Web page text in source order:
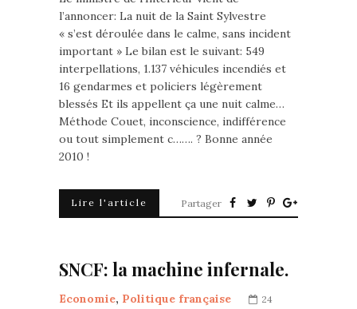
l’annoncer: La nuit de la Saint Sylvestre
« s’est déroulée dans le calme, sans incident
important » Le bilan est le suivant: 549
interpellations, 1.137 véhicules incendiés et
16 gendarmes et policiers légèrement
blessés Et ils appellent ça une nuit calme…
Méthode Couet, inconscience, indifférence
ou tout simplement c……. ? Bonne année
2010 !
Lire l'article Partager
SNCF: la machine infernale.
Economie, Politique française
24